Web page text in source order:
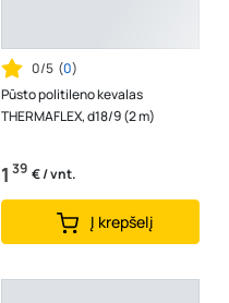
0/5 (0)
Pūsto politileno kevalas
THERMAFLEX, d18/9 (2 m)
1 39 € / vnt.
Į krepšelį